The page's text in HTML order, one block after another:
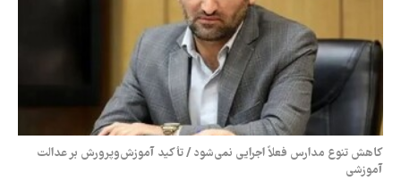
کاهش تنوع مدارس فعلاً اجرایی نمی‌شود / تأکید آموزش‌وپرورش بر عدالت
آموزشی